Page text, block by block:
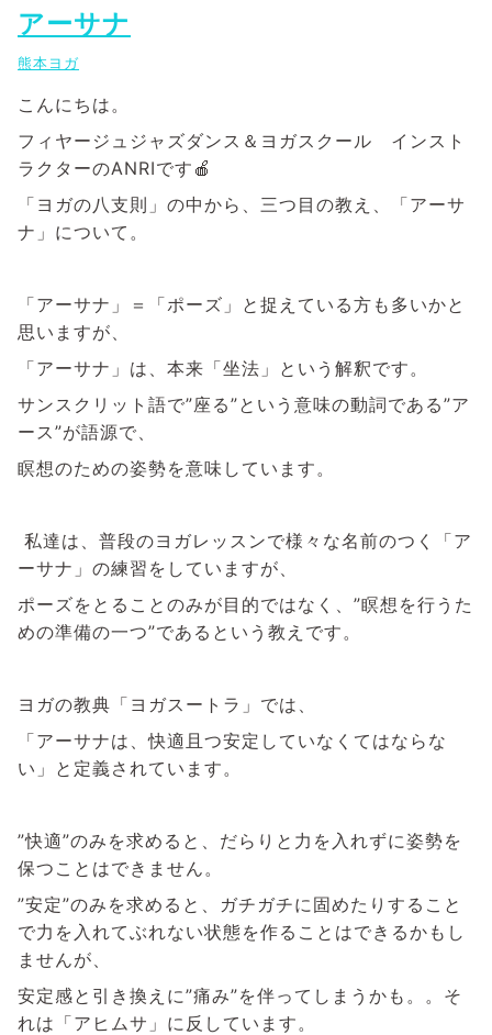
アーサナ
熊本ヨガ
こんにちは。
フィヤージュジャズダンス＆ヨガスクール インスト
ラクターのANRIです🍎
「ヨガの八支則」の中から、三つ目の教え、「アーサ
ナ」について。
「アーサナ」＝「ポーズ」と捉えている方も多いかと
思いますが、
「アーサナ」は、本来「坐法」という解釈です。
サンスクリット語で”座る”という意味の動詞である”ア
ース”が語源で、
瞑想のための姿勢を意味しています。
私達は、普段のヨガレッスンで様々な名前のつく「ア
ーサナ」の練習をしていますが、
ポーズをとることのみが目的ではなく、”瞑想を行うた
めの準備の一つ”であるという教えです。
ヨガの教典「ヨガスートラ」では、
「アーサナは、快適且つ安定していなくてはならな
い」と定義されています。
”快適”のみを求めると、だらりと力を入れずに姿勢を
保つことはできません。
”安定”のみを求めると、ガチガチに固めたりすること
で力を入れてぶれない状態を作ることはできるかもし
ませんが、
安定感と引き換えに”痛み”を伴ってしまうかも。。そ
れは「アヒムサ」に反しています。